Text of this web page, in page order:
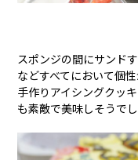
スポンジの間にサンド
などすべてにおいて個
手作りアイシングクッ
も素敵で美味しそうでし